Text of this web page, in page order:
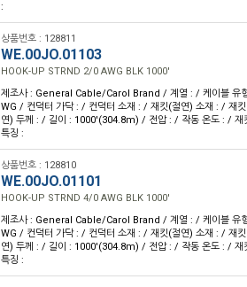
:
상품번호 : 128811
WE.00JO.01103
HOOK-UP STRND 2/0 AWG BLK 1000'
제조사 : General Cable/Carol Brand / 계열 : / 케이블 유
WG / 컨덕터 가닥 : / 컨덕터 소재 : / 재킷(절연) 소재 : / 재
연) 두께 : / 길이 : 1000'(304.8m) / 전압 : / 작동 온도 : / 재
특징 :
상품번호 : 128810
WE.00JO.01101
HOOK-UP STRND 4/0 AWG BLK 1000'
제조사 : General Cable/Carol Brand / 계열 : / 케이블 유
WG / 컨덕터 가닥 : / 컨덕터 소재 : / 재킷(절연) 소재 : / 재
연) 두께 : / 길이 : 1000'(304.8m) / 전압 : / 작동 온도 : / 재
특징 :